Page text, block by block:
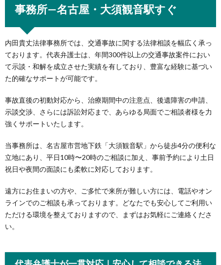
事務所—名古屋・大須観音駅すぐ
内田貴丈法律事務所では、交通事故に関する法律相談を幅広く承っ
ております。代表弁護士は、年間300件以上の交通事故案件におい
て示談・和解を成立させた実績を有しており、豊富な経験に基づい
た的確なサポートが可能です。
事故直後の初動対応から、治療期間中の注意点、後遺障害の申請、
示談交渉、さらには訴訟対応まで、あらゆる局面でご相談者様を力
強くサポートいたします。
当事務所は、名古屋市営地下鉄「大須観音駅」から徒歩4分の便利な
立地にあり、平日10時〜20時のご相談に加え、事前予約により土日
祝日や夜間の面談にも柔軟に対応しております。
遠方にお住まいの方や、ご多忙で来所が難しい方には、電話やオン
ラインでのご相談も承っております。どなたでも安心してご利用い
ただける環境を整えておりますので、まずはお気軽にご連絡くださ
い。